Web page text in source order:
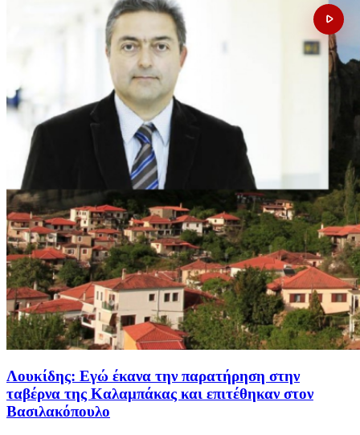
Λουκίδης: Εγώ έκανα την παρατήρηση στην
ταβέρνα της Καλαμπάκας και επιτέθηκαν στον
Βασιλακόπουλο